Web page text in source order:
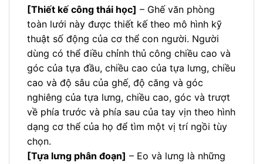
[Thiết kế công thái học] – Ghế văn phòng
toàn lưới này được thiết kế theo mô hình kỹ
thuật số động của cơ thể con người. Người
dùng có thể điều chỉnh thủ công chiều cao và
góc của tựa đầu, chiều cao của tựa lưng, chiều
cao và độ sâu của ghế, độ căng và góc
nghiêng của tựa lưng, chiều cao, góc và trượt
về phía trước và phía sau của tay vịn theo hình
dạng cơ thể của họ để tìm một vị trí ngồi tùy
chọn.
[Tựa lưng phân đoạn] – Eo và lưng là những